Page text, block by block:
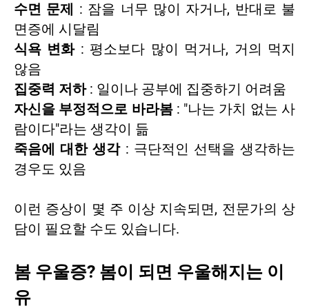
수면 문제 : 잠을 너무 많이 자거나, 반대로 불
면증에 시달림
식욕 변화: 평소보다 많이 먹거나, 거의 먹지
않음
집중력 저하: 일이나 공부에 집중하기 어려움
자신을 부정적으로 바라봄: "나는 가치 없는 사
람이다"라는 생각이 듦
죽음에 대한 생각: 극단적인 선택을 생각하는
경우도 있음
이런 증상이 몇 주 이상 지속되면, 전문가의 상
담이 필요할 수도 있습니다.
봄 우울증? 봄이 되면 우울해지는 이
유